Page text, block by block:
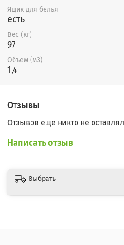
Ящик для белья
есть
Вес (кг)
97
Объем (м3)
1,4
Отзывы
Отзывов еще никто не оставлял
Написать отзыв
Выбрать